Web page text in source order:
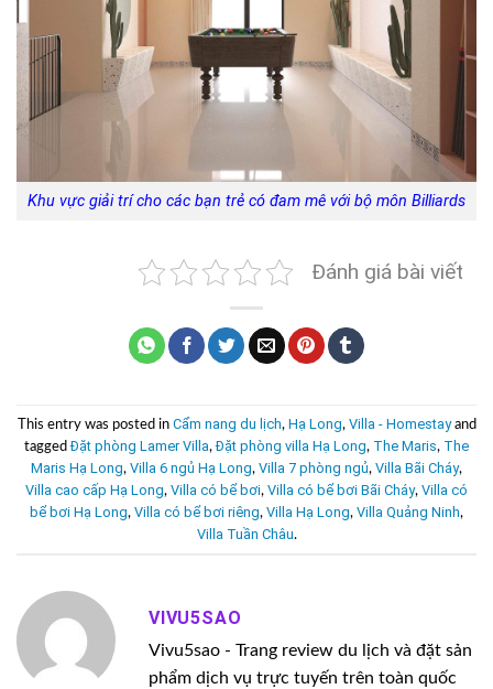
Khu vực giải trí cho các bạn trẻ có đam mê với bộ môn Billiards
Đánh giá bài viết
This entry was posted in Cẩm nang du lịch, Hạ Long, Villa - Homestayand
taggedĐặt phòng Lamer Villa,Đặt phòng villa Hạ Long, The Maris, The
Maris Hạ Long, Villa 6 ngủ Hạ Long, Villa 7 phòng ngủ, Villa Bãi Cháy,
Villa cao cấp Hạ Long, Villa có bể bơi, Villa có bể bơi Bãi Cháy, Villa có
bể bơi Hạ Long, Villa có bể bơi riêng, Villa Hạ Long, Villa Quảng Ninh,
Villa Tuần Châu.
VIVU5SAO
Vivu5sao - Trang review du lịch và đặt sản
phẩm dịch vụ trực tuyến trên toàn quốc